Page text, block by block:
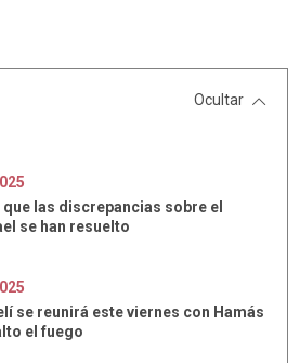
Ocultar
las discrepancias sobre el
se han resuelto
se reunirá este viernes con Hamás
el fuego